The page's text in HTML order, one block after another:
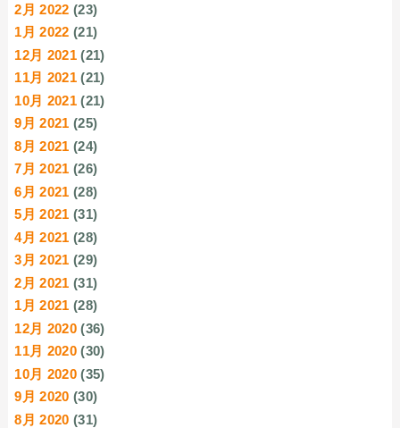
2月 2022 (23)
1月 2022 (21)
12月 2021 (21)
11月 2021 (21)
10月 2021 (21)
9月 2021 (25)
8月 2021 (24)
7月 2021 (26)
6月 2021 (28)
5月 2021 (31)
4月 2021 (28)
3月 2021 (29)
2月 2021 (31)
1月 2021 (28)
12月 2020 (36)
11月 2020 (30)
10月 2020 (35)
9月 2020 (30)
8月 2020 (31)